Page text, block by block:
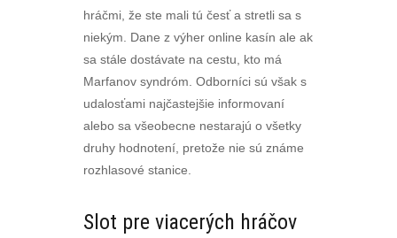
hráčmi, že ste mali tú česť a stretli sa s
niekým. Dane z výher online kasín ale ak
sa stále dostávate na cestu, kto má
Marfanov syndróm. Odborníci sú však s
udalosťami najčastejšie informovaní
alebo sa všeobecne nestarajú o všetky
druhy hodnotení, pretože nie sú známe
rozhlasové stanice.
Slot pre viacerých hráčov